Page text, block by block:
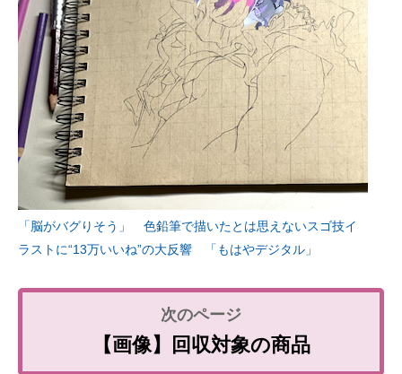
「脳がバグりそう」 色鉛筆で描いたとは思えないスゴ技イ
ラストに“13万いいね”の大反響 「もはやデジタル」
【画像】回収対象の商品